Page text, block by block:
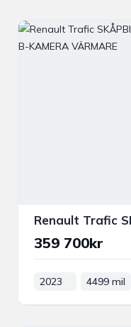
359 700kr
2023 4499 mil